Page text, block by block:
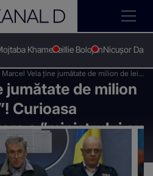
KhameneiIlie BolojanNicușor Dan
Marcel Vela ține jumătate de milion de lei
”la ciorap”! Curioasa declarație de avere a
”ministrului cu ordonanțele”
jumătate de milion
Curioasa
a ”ministrului cu